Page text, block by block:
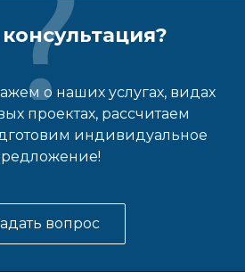
о наших услугах, видах
проектах, рассчитаем
индивидуальное
вопрос